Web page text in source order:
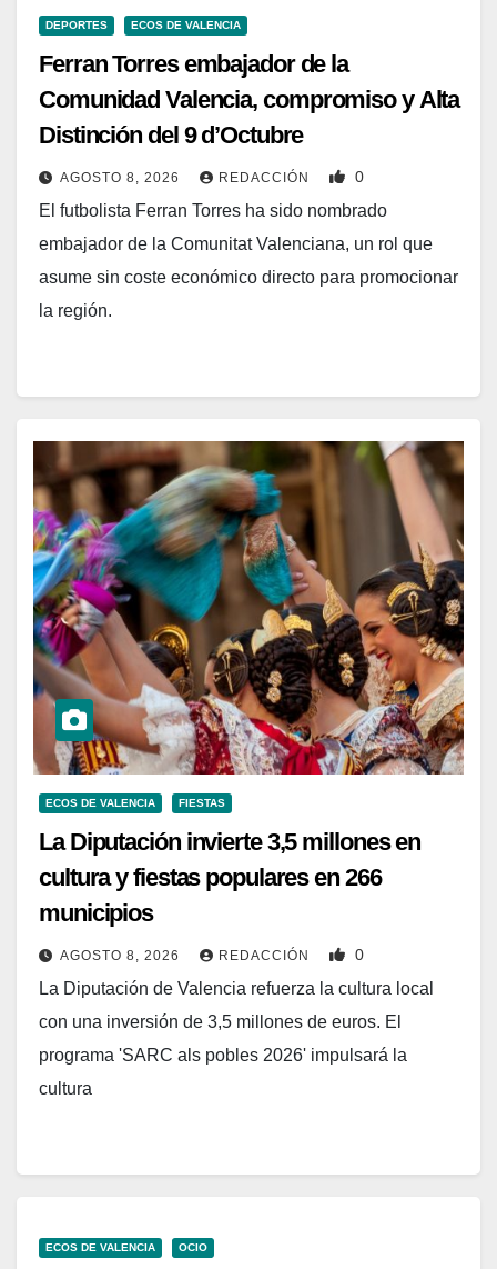
DEPORTES ECOS DE VALENCIA
Ferran Torres embajador de la
Comunidad Valencia, compromiso y Alta
Distinción del 9 d’Octubre
AGOSTO 8, 2026 REDACCIÓN 0
El futbolista Ferran Torres ha sido nombrado
embajador de la Comunitat Valenciana, un rol que
asume sin coste económico directo para promocionar
la región.
ECOS DE VALENCIA FIESTAS
La Diputación invierte 3,5 millones en
cultura y fiestas populares en 266
municipios
AGOSTO 8, 2026 REDACCIÓN 0
La Diputación de Valencia refuerza la cultura local
con una inversión de 3,5 millones de euros. El
programa 'SARC als pobles 2026' impulsará la
cultura
ECOS DE VALENCIA OCIO